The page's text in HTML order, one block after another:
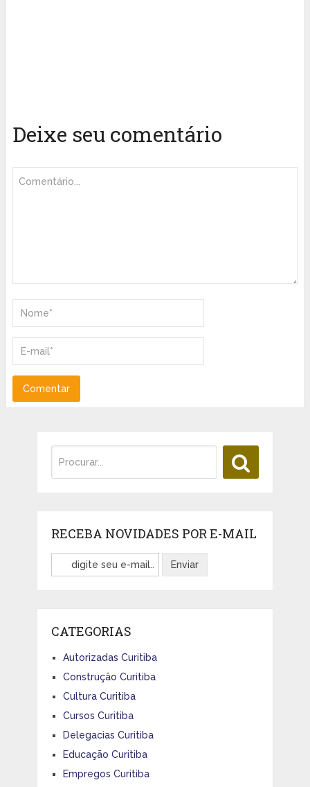
Deixe seu comentário
RECEBA NOVIDADES POR E-MAIL
CATEGORIAS
Autorizadas Curitiba
Construção Curitiba
Cultura Curitiba
Cursos Curitiba
Delegacias Curitiba
Educação Curitiba
Empregos Curitiba